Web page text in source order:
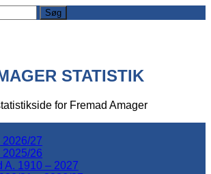
STATISTIK
for Fremad Amager
2026/27
2025/26
A. 1910 – 2027